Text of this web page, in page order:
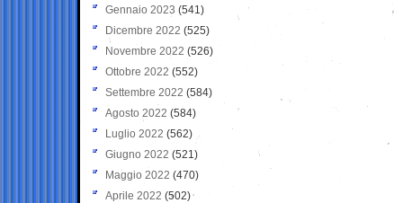
Gennaio 2023 (541)
Dicembre 2022 (525)
Novembre 2022 (526)
Ottobre 2022 (552)
Settembre 2022 (584)
Agosto 2022 (584)
Luglio 2022 (562)
Giugno 2022 (521)
Maggio 2022 (470)
Aprile 2022 (502)